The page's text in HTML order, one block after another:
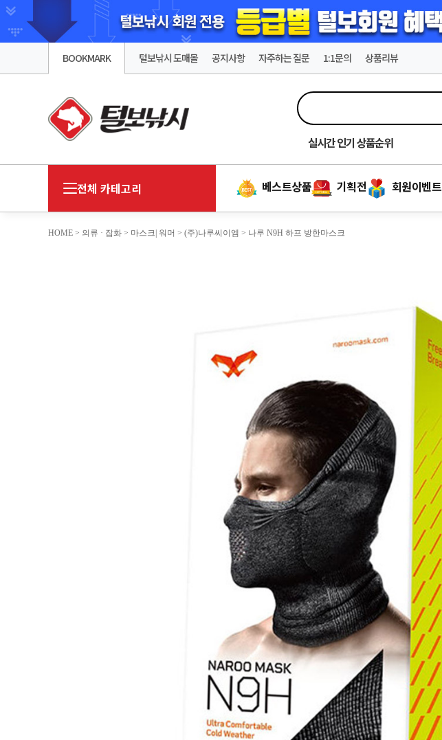
BOOKMARK 털보낚시 도매몰 공지사항 자주하는 질문 1:1문의 상품리뷰
실시간인기 상품순위
전체 카테고리 베스트상품 기획전 회원이벤트
HOME > 의류 · 잡화 > 마스크| 워머 > (주)나루씨이엠 > 나루 N9H 하프 방한마스크